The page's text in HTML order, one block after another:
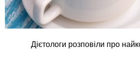
Дієтологи розповіли про